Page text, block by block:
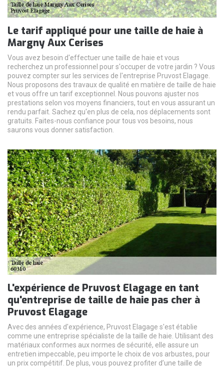
Le tarif appliqué pour une taille de haie à
Margny Aux Cerises
Vous avez besoin d'effectuer une taille de haie et vous
recherchez un professionnel pour s'occuper de votre jardin ? Vous
pouvez compter sur les services de l'entreprise Pruvost Elagage.
Nous proposons des travaux de qualité en matière de taille de haie
et vous offre un tarif exceptionnel. Nous pouvons ajuster nos
prestations selon vos moyens financiers, tout en vous assurant un
rendu parfait. Sachez qu'en plus de cela, nos déplacements sont
gratuits. Faites-nous confiance pour tous vos besoins, nous
saurons vous donner satisfaction.
L'expérience de Pruvost Elagage en tant
qu'entreprise de taille de haie pas cher à
Pruvost Elagage
Avec des années d'expérience, Pruvost Elagage s'est établie
comme une entreprise spécialiste de la taille de haie. Utilisant des
matériaux conformes aux normes de sécurité, elle assure un
entretien impeccable, peu importe le choix de vos arbustes, pour
un prix compétitif. De plus, vous pouvez profiter d’une taille de